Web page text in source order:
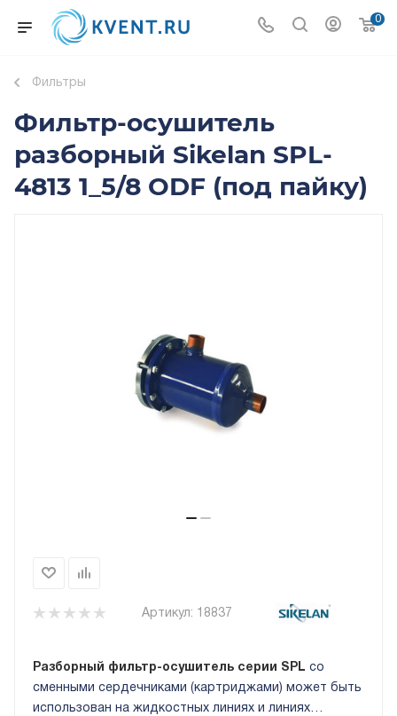
0
Фильтры
Фильтр-осушитель
разборный Sikelan SPL-
4813 1_5/8 ODF (под пайку)
Артикул: 18837
Разборный фильтр-осушитель серии SPL со
сменными сердечниками (картриджами) может быть
использован на жидкостных линиях и линиях